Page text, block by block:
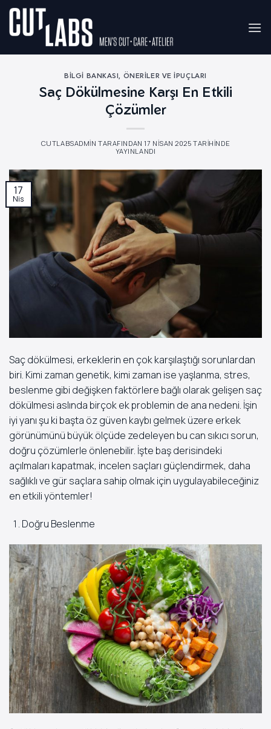
İçeriğe
BILGI BANKASI, ÖNERILER VE İPUÇLARI
Saç Dökülmesine Karşı En Etkili
Çözümler
CUTLABSADMIN TARAFINDAN 17 NISAN 2025 TARIHINDE
YAYINLANDI
17
Nis
Saç dökülmesi, erkeklerin en çok karşılaştığı sorunlardan
biri. Kimi zaman genetik, kimi zaman ise yaşlanma, stres,
beslenme gibi değişken faktörlere bağlı olarak gelişen saç
dökülmesi aslında birçok ek problemin de ana nedeni. İşin
iyi yanı şu ki başta öz güven kaybı gelmek üzere erkek
görünümünü büyük ölçüde zedeleyen bu can sıkıcı sorun,
doğru çözümlerle önlenebilir. İşte baş derisindeki
açılmaları kapatmak, incelen saçları güçlendirmek, daha
sağlıklı ve gür saçlara sahip olmak için uygulayabileceğiniz
en etkili yöntemler!
Doğru Beslenme